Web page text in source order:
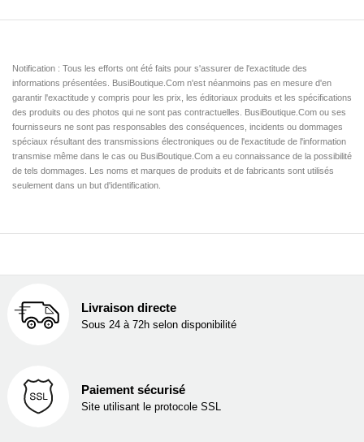
Notification : Tous les efforts ont été faits pour s'assurer de l'exactitude des
informations présentées. BusiBoutique.Com n'est néanmoins pas en mesure d'en
garantir l'exactitude y compris pour les prix, les éditoriaux produits et les spécifications
des produits ou des photos qui ne sont pas contractuelles. BusiBoutique.Com ou ses
fournisseurs ne sont pas responsables des conséquences, incidents ou dommages
spéciaux résultant des transmissions électroniques ou de l'exactitude de l'information
transmise même dans le cas ou BusiBoutique.Com a eu connaissance de la possibilité
de tels dommages. Les noms et marques de produits et de fabricants sont utilisés
seulement dans un but d'identification.
Livraison directe
Sous 24 à 72h selon disponibilité
Paiement sécurisé
Site utilisant le protocole SSL